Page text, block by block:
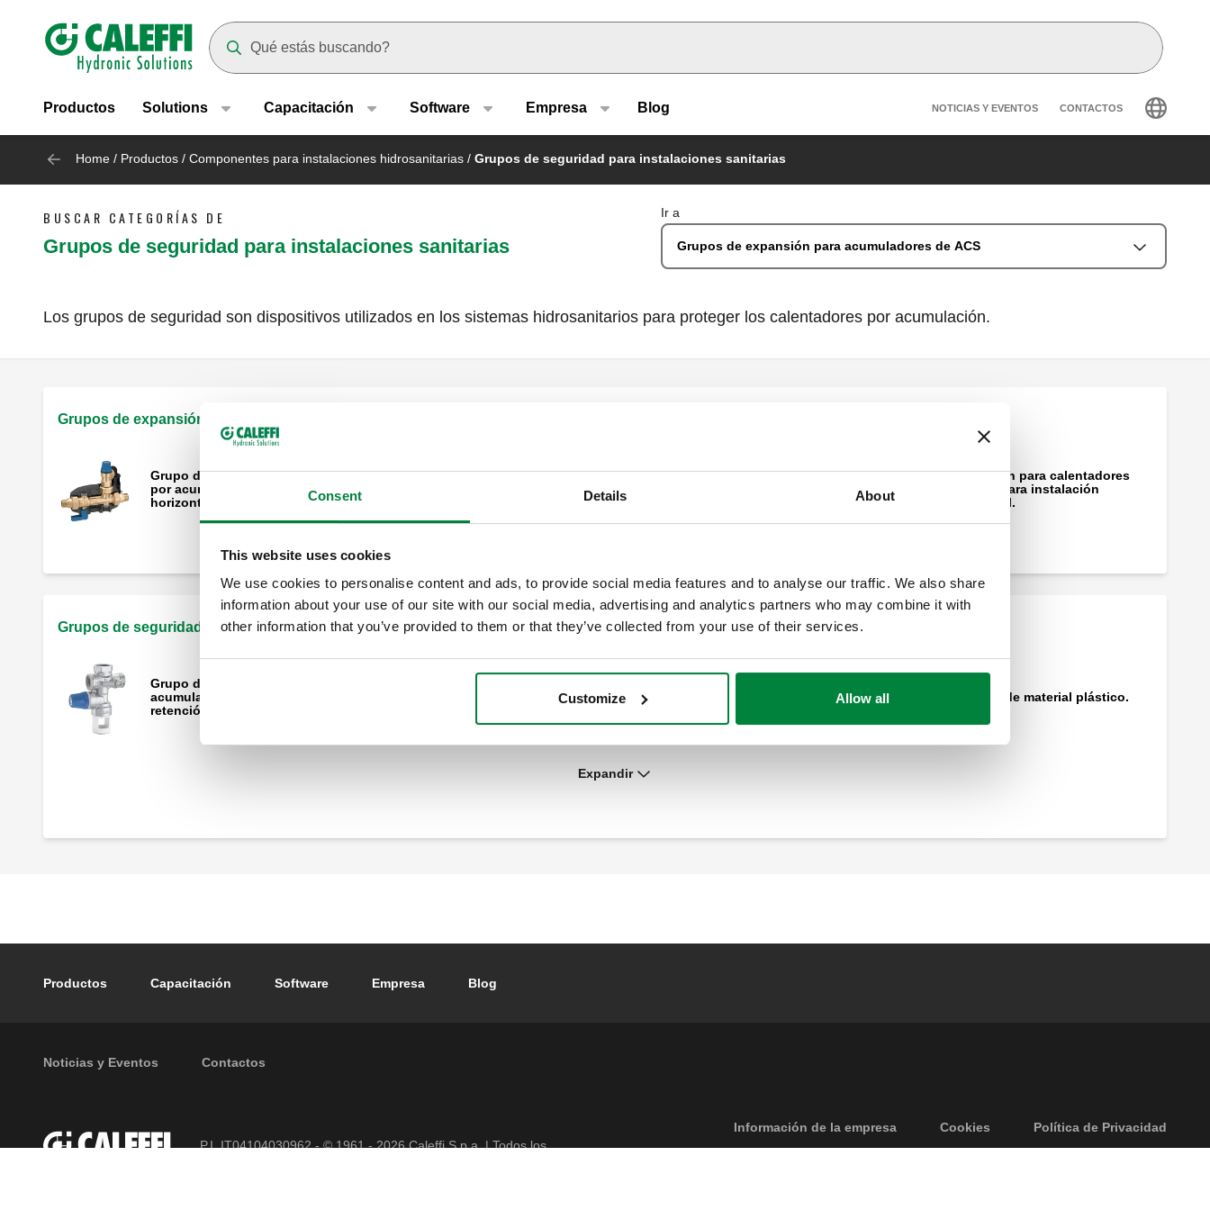
Consent Details About
This website uses cookies
We use cookies to personalise content and ads, to provide social media features and to analyse our traffic. We also share
information about your use of our site with our social media, advertising and analytics partners who may combine it with
other information that you’ve provided to them or that they’ve collected from your use of their services.
Customize Allow all
Header main navigation
Productos Solutions Capacitación Software Empresa Blog Header secondary
NOTICIAS Y EVENTOS CONTACTOS
Home / Productos / Componentes para instalaciones hidrosanitarias / Grupos de seguridad para instalaciones sanitarias
BUSCAR CATEGORÍAS DE
Grupos de seguridad para instalaciones sanitarias
Ir a
Grupos de expansión para acumuladores de ACS
Los grupos de seguridad son dispositivos utilizados en los sistemas hidrosanitarios para proteger los calentadores por acumulación.
Grupos de expansión para acumuladores de ACS
Grupo de expansión para calentadores
por acumulación, para instalación
horizontal o vertical.
Grupo de expansión para calentadores
por acumulación, para instalación
horizontal o vertical.
Grupo de expansión para calentadores
por acumulación, para instalación
horizontal o vertical.
Grupos de seguridad para almacenamiento de ACS
Grupo de seguridad para calentadores por
acumulación con corte y válvula de
retención controlable.
acumulación con corte y válvula de
Sifón de descarga de material plástico.
Expandir
Footer main navigation
Productos Capacitación Software Empresa Blog
Footer secondary navigation
Noticias y Eventos Contactos
Footer menuInformación de la empresa Cookies Política de Privacidad
P.I. IT04104030962 - © 1961 - 2026Caleffi S.p.a. | Todos los